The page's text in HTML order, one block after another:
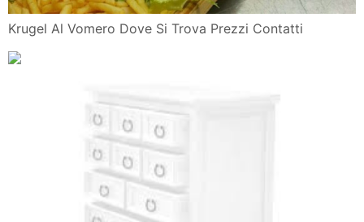
Krugel Al Vomero Dove Si Trova Prezzi Contatti